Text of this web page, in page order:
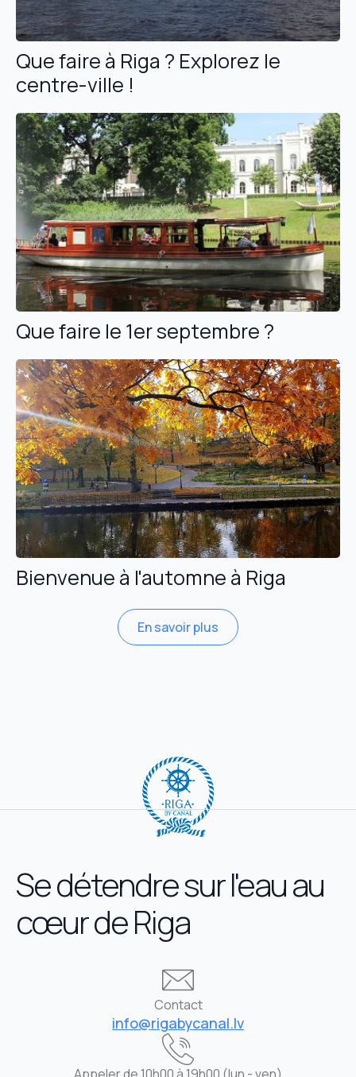
Que faire à Riga ? Explorez le
centre-ville !
Que faire le 1er septembre ?
Bienvenue à l'automne à Riga
En savoir plus
Se détendre sur l'eau au
cœur de Riga
Contact
info@rigabycanal.lv